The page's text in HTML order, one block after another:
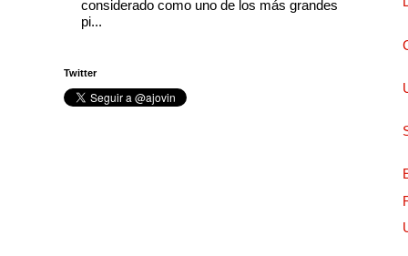
considerado como uno de los más grandes
pi...
Twitter